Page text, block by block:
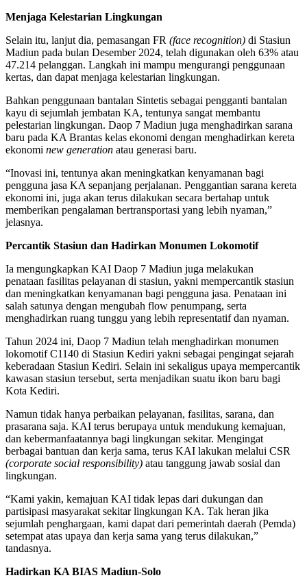
Menjaga Kelestarian Lingkungan
Selain itu, lanjut dia, pemasangan FR (face recognition) di Stasiun
Madiun pada bulan Desember 2024, telah digunakan oleh 63% atau
47.214 pelanggan. Langkah ini mampu mengurangi penggunaan
kertas, dan dapat menjaga kelestarian lingkungan.
Bahkan penggunaan bantalan Sintetis sebagai pengganti bantalan
kayu di sejumlah jembatan KA, tentunya sangat membantu
pelestarian lingkungan. Daop 7 Madiun juga menghadirkan sarana
baru pada KA Brantas kelas ekonomi dengan menghadirkan kereta
ekonomi new generation atau generasi baru.
“Inovasi ini, tentunya akan meningkatkan kenyamanan bagi
pengguna jasa KA sepanjang perjalanan. Penggantian sarana kereta
ekonomi ini, juga akan terus dilakukan secara bertahap untuk
memberikan pengalaman bertransportasi yang lebih nyaman,”
jelasnya.
Percantik Stasiun dan Hadirkan Monumen Lokomotif
Ia mengungkapkan KAI Daop 7 Madiun juga melakukan
penataan fasilitas pelayanan di stasiun, yakni mempercantik stasiun
dan meningkatkan kenyamanan bagi pengguna jasa. Penataan ini
salah satunya dengan mengubah flow penumpang, serta
menghadirkan ruang tunggu yang lebih representatif dan nyaman.
Tahun 2024 ini, Daop 7 Madiun telah menghadirkan monumen
lokomotif C1140 di Stasiun Kediri yakni sebagai pengingat sejarah
keberadaan Stasiun Kediri. Selain ini sekaligus upaya mempercantik
kawasan stasiun tersebut, serta menjadikan suatu ikon baru bagi
Kota Kediri.
Namun tidak hanya perbaikan pelayanan, fasilitas, sarana, dan
prasarana saja. KAI terus berupaya untuk mendukung kemajuan,
dan kebermanfaatannya bagi lingkungan sekitar. Mengingat
berbagai bantuan dan kerja sama, terus KAI lakukan melalui CSR
(corporate social responsibility) atau tanggung jawab sosial dan
lingkungan.
“Kami yakin, kemajuan KAI tidak lepas dari dukungan dan
partisipasi masyarakat sekitar lingkungan KA. Tak heran jika
sejumlah penghargaan, kami dapat dari pemerintah daerah (Pemda)
setempat atas upaya dan kerja sama yang terus dilakukan,”
tandasnya.
Hadirkan KA BIAS Madiun-Solo